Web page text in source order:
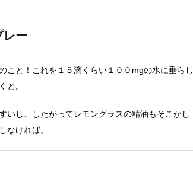
レー
こと！これを１５滴くらい１００mgの水に垂らし
と。
いし、したがってレモングラスの精油もそこかし
なければ。